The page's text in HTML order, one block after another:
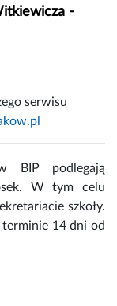
-
serwisu
BIP podlegają
W tym celu
szkoły.
14 dni od